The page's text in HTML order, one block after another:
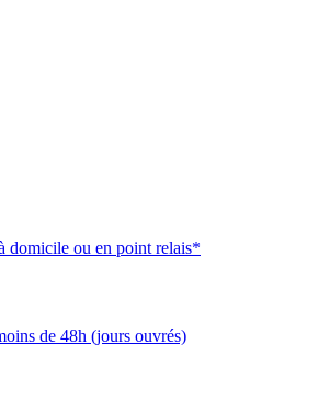
domicile ou en point relais*
de 48h (jours ouvrés)